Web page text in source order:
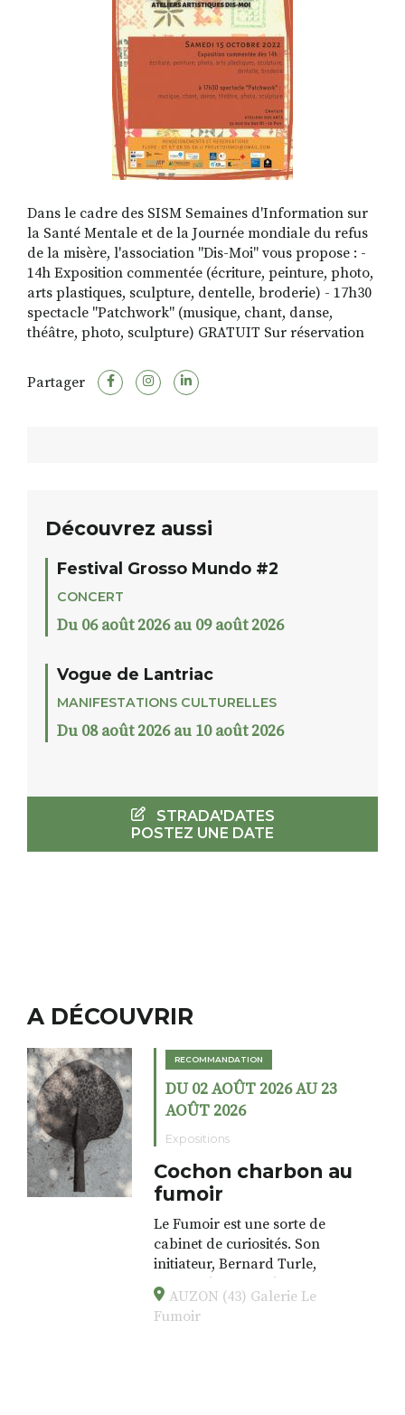
Dans le cadre des SISM Semaines d'Information sur
la Santé Mentale et de la Journée mondiale du refus
de la misère, l'association "Dis-Moi" vous propose : -
14h Exposition commentée (écriture, peinture, photo,
arts plastiques, sculpture, dentelle, broderie) - 17h30
spectacle "Patchwork" (musique, chant, danse,
théâtre, photo, sculpture) GRATUIT Sur réservation
Partager
Découvrez aussi
Festival Grosso Mundo #2
CONCERT
Du 06 août 2026 au 09 août 2026
Vogue de Lantriac
MANIFESTATIONS CULTURELLES
Du 08 août 2026 au 10 août 2026
STRADA'DATES
POSTEZ UNE DATE
A DÉCOUVRIR
RECOMMANDATION
DU 02 AOÛT 2026 AU 23
AOÛT 2026
Expositions
Cochon charbon au
fumoir
Le Fumoir est une sorte de
cabinet de curiosités. Son
initiateur, Bernard Turle,
s’amuse à donner à voir des
associations fertiles, graves ou
drôles, parfois fumeuses. Des
AUZON (43) Galerie Le
Fumoir